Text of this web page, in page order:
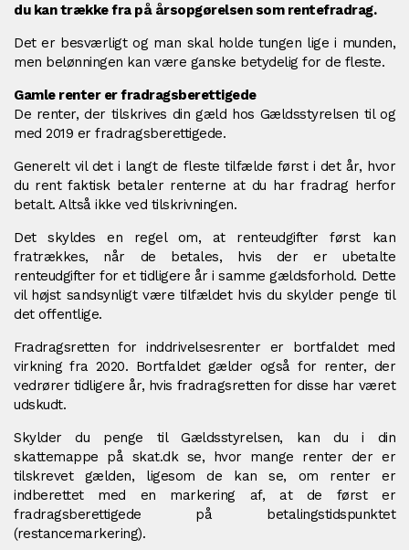
du kan trække fra på årsopgørelsen som rentefradrag.
Det er besværligt og man skal holde tungen lige i munden,
men belønningen kan være ganske betydelig for de fleste.
Gamle renter er fradragsberettigede
De renter, der tilskrives din gæld hos Gældsstyrelsen til og
med 2019 er fradragsberettigede.
Generelt vil det i langt de fleste tilfælde først i det år, hvor
du rent faktisk betaler renterne at du har fradrag herfor
betalt. Altså ikke ved tilskrivningen.
Det skyldes en regel om, at renteudgifter først kan
fratrækkes, når de betales, hvis der er ubetalte
renteudgifter for et tidligere år i samme gældsforhold. Dette
vil højst sandsynligt være tilfældet hvis du skylder penge til
det offentlige.
Fradragsretten for inddrivelsesrenter er bortfaldet med
virkning fra 2020. Bortfaldet gælder også for renter, der
vedrører tidligere år, hvis fradragsretten for disse har været
udskudt.
Skylder du penge til Gældsstyrelsen, kan du i din
skattemappe på skat.dk se, hvor mange renter der er
tilskrevet gælden, ligesom de kan se, om renter er
indberettet med en markering af, at de først er
fradragsberettigede på betalingstidspunktet
(restancemarkering).